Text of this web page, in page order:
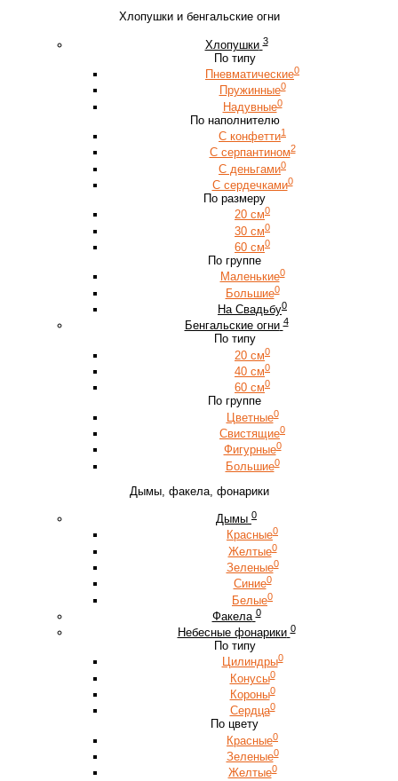
Хлопушки и бенгальские огни
Хлопушки 3
По типу
Пневматические0
Пружинные0
Надувные0
По наполнителю
С конфетти1
С серпантином2
С деньгами0
С сердечками0
По размеру
20 см0
30 см0
60 см0
По группе
Маленькие0
Большие0
На Свадьбу0
Бенгальские огни 4
По типу
20 см0
40 см0
60 см0
По группе
Цветные0
Свистящие0
Фигурные0
Большие0
Дымы, факела, фонарики
Дымы 0
Красные0
Желтые0
Зеленые0
Синие0
Белые0
Факела 0
Небесные фонарики 0
По типу
Цилиндры0
Конусы0
Короны0
Сердца0
По цвету
Красные0
Зеленые0
Желтые0